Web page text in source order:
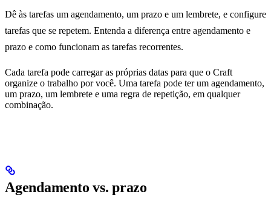
Dê às tarefas um agendamento, um prazo e um lembrete, e configure
tarefas que se repetem. Entenda a diferença entre agendamento e
prazo e como funcionam as tarefas recorrentes.
Cada tarefa pode carregar as próprias datas para que o Craft
organize o trabalho por você. Uma tarefa pode ter um agendamento,
um prazo, um lembrete e uma regra de repetição, em qualquer
combinação.
Agendamento vs. prazo